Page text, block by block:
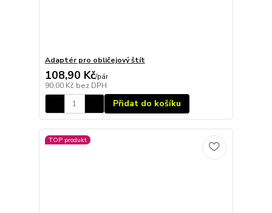
Adaptér pro obličejový štít
108,90 Kč/pár
90,00 Kč bez DPH
Přidat do košíku
TOP produkt